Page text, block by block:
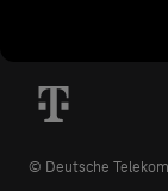
© Deutsche